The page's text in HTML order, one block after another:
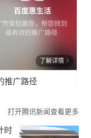
了解详情
推广路径
打开腾讯新闻查看更多
时